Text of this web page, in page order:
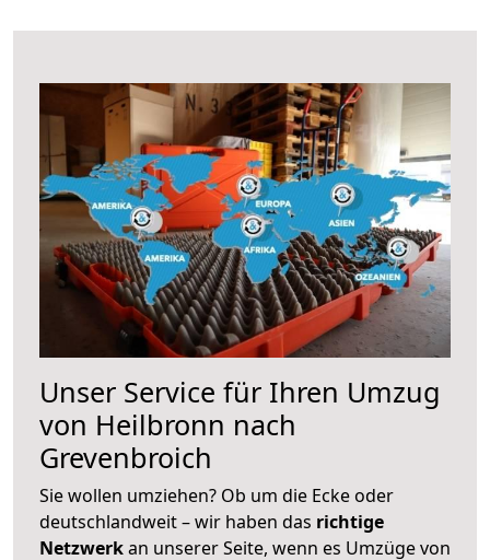
Unser Service für Ihren Umzug
von Heilbronn nach
Grevenbroich
Sie wollen umziehen? Ob um die Ecke oder
deutschlandweit – wir haben das richtige
Netzwerkan unserer Seite, wenn es Umzüge von